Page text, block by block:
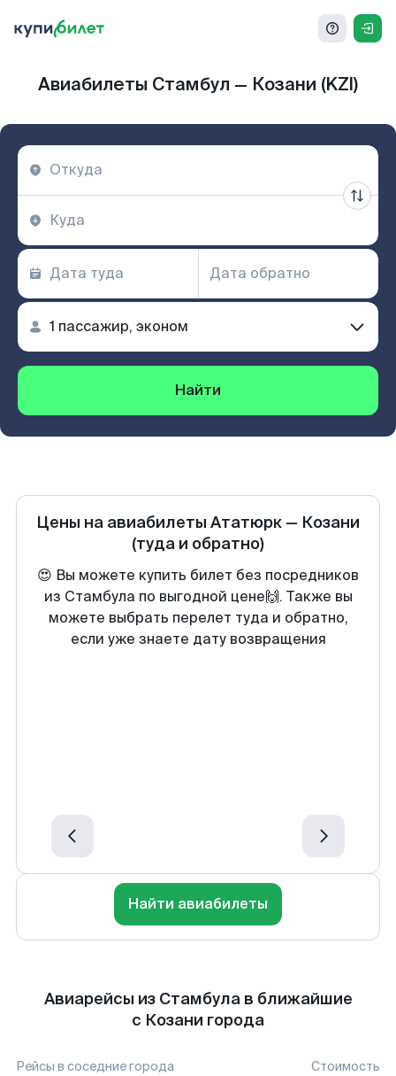
Авиабилеты Стамбул — Козани (KZI)
Найти
Цены на авиабилеты Ататюрк — Козани
(туда и обратно)
😍 Вы можете купить билет без посредников
из Стамбула по выгодной цене🙌. Также вы
можете выбрать перелет туда и обратно,
если уже знаете дату возвращения
Найти авиабилеты
Авиарейсы из Стамбула в ближайшие
с Козани города
Рейсы в соседние города Стоимость